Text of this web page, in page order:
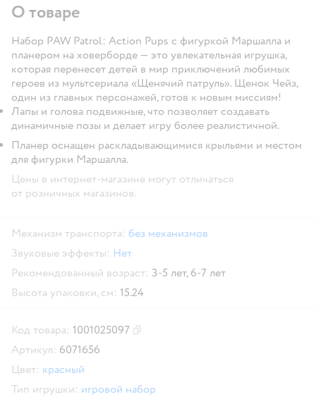
О товаре
Набор PAW Patrol: Action Pups с фигуркой Маршалла и
планером на ховерборде — это увлекательная игрушка,
которая перенесет детей в мир приключений любимых
героев из мультсериала «Щенячий патруль». Щенок Чейз,
один из главных персонажей, готов к новым миссиям!
Лапы и голова подвижные, что позволяет создавать
динамичные позы и делает игру более реалистичной.
Планер оснащен раскладывающимися крыльями и местом
для фигурки Маршалла.
Цены в интернет-магазине могут отличаться
от розничных магазинов.
Механизм транспорта: без механизмов
Звуковые эффекты: Нет
Рекомендованный возраст: 3-5 лет, 6-7 лет
Высота упаковки, см: 15.24
Код товара: 1001025097
Артикул: 6071656
Цвет: красный
Тип игрушки: игровой набор